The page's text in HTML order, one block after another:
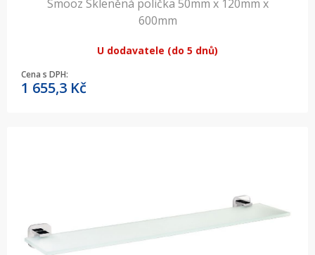
Smooz Skleněná polička 50mm x 120mm x
600mm
U dodavatele (do 5 dnů)
Cena s DPH:
1 655,3 Kč